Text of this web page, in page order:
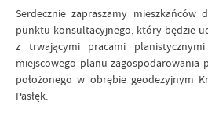
Serdecznie zapraszamy mieszkańców
punktu konsultacyjnego, który będzie
z trwającymi pracami
miejscowego planu zagospodarowania
położonego w obrębie geodezyjnym
Pasłęk.